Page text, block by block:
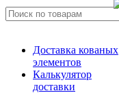
Доставка кованых
элементов
Калькулятор
доставки